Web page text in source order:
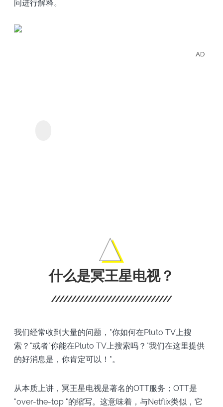
问进行解释。
AD
什么是冥王星电视？
我们经常收到大量的问题，"你如何在Pluto TV上搜
索？"或者"你能在Pluto TV上搜索吗？"我们在这里提供
的好消息是，你肯定可以！"。
从本质上讲，冥王星电视是著名的OTT服务；OTT是
"over-the-top "的缩写。这意味着，与Netflix类似，它